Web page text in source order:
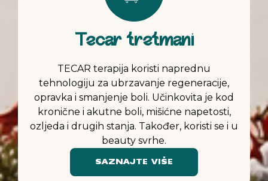
Tecar tretmani
TECAR terapija koristi naprednu
tehnologiju za ubrzavanje regeneracije,
opravka i smanjenje boli. Učinkovita je kod
kronične i akutne boli, mišićne napetosti,
ozljeda i drugih stanja. Također, koristi se i u
beauty svrhe.
SAZNAJTE VIŠE